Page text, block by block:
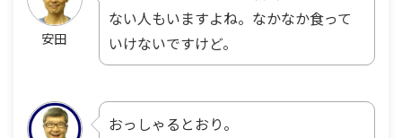
安田
ない人もいますよね。なかなか食って
いけないですけど。
おっしゃるとおり。